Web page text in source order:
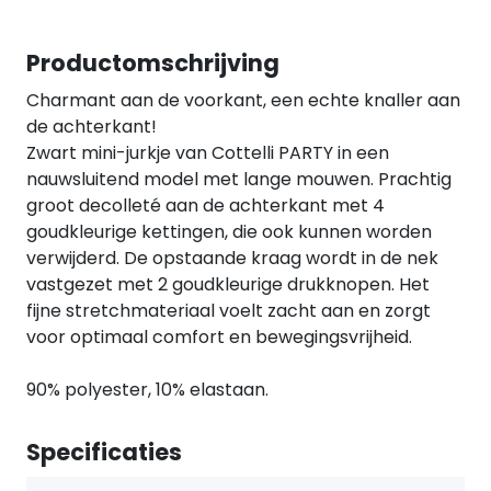
Productomschrijving
Charmant aan de voorkant, een echte knaller aan
de achterkant!
Zwart mini-jurkje van Cottelli PARTY in een
nauwsluitend model met lange mouwen. Prachtig
groot decolleté aan de achterkant met 4
goudkleurige kettingen, die ook kunnen worden
verwijderd. De opstaande kraag wordt in de nek
vastgezet met 2 goudkleurige drukknopen. Het
fijne stretchmateriaal voelt zacht aan en zorgt
voor optimaal comfort en bewegingsvrijheid.
90% polyester, 10% elastaan.
Specificaties